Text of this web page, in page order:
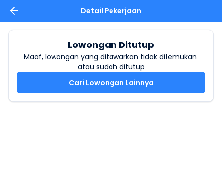
Detail Pekerjaan
Lowongan Ditutup
Maaf, lowongan yang ditawarkan tidak ditemukan
atau sudah ditutup
Cari Lowongan Lainnya